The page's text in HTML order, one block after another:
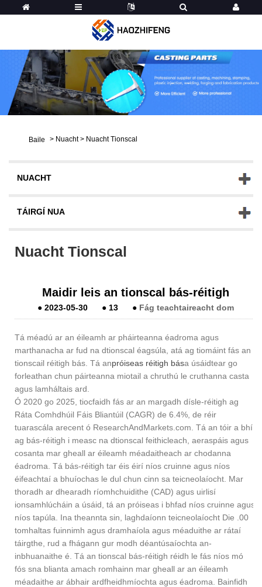
Baile > Nuacht > Nuacht Tionscal
NUACHT
TÁIRGÍ NUA
Nuacht Tionscal
Maidir leis an tionscal bás-réitigh
● 2023-05-30 ● 13 ● Fág teachtaireacht dom
Tá méadú ar an éileamh ar pháirteanna éadroma agus
marthanacha ar fud na dtionscal éagsúla, atá ag tiomáint fás an
tionscail réitigh bás. Tá anpróiseas réitigh bása úsáidtear go
forleathan chun páirteanna miotail a chruthú le cruthanna casta
agus lamháltais ard.
Ó 2020 go 2025, tiocfaidh fás ar an margadh dísle-réitigh ag
Ráta Comhdhúil Fáis Bliantúil (CAGR) de 6.4%, de réir
tuarascála arecent ó ResearchAndMarkets.com. Tá an tóir a bhí
ag bás-réitigh i measc na dtionscal feithicleach, aeraspáis agus
cosanta mar gheall ar éileamh méadaitheach ar chodanna
éadroma. Tá bás-réitigh tar éis éirí níos cruinne agus níos
éifeachtaí a bhuíochas le dul chun cinn sa teicneolaíocht. Mar
thoradh ar dhearadh ríomhchuidithe (CAD) agus uirlisí
ionsamhlúcháin a úsáid, tá an próiseas i bhfad níos cruinne agus
níos tapúla. Ina theannta sin, laghdaíonn teicneolaíocht Die .00
tomhaltas fuinnimh agus dramhaíola agus méaduithe ar rátaí
táirgthe, rud a fhágann gur modh déantúsaíochta an-
inbhuanaithe é. Tá an tionscal bás-réitigh réidh le fás níos mó
fós sna blianta amach romhainn mar gheall ar an éileamh
méadaithe ar ábhair ardfheidhmíochta agus éadroma. Bainfidh